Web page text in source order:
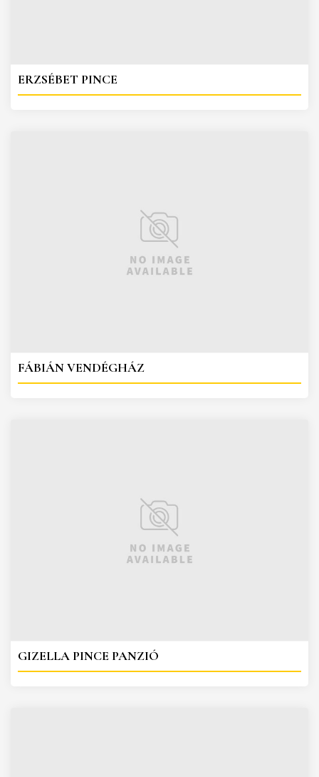
ERZSÉBET PINCE
FÁBIÁN VENDÉGHÁZ
GIZELLA PINCE PANZIÓ